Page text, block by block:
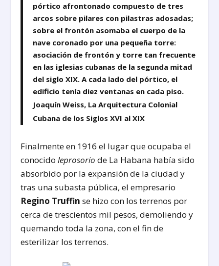
pórtico afrontonado compuesto de tres
arcos sobre pilares con pilastras adosadas;
sobre el frontón asomaba el cuerpo de la
nave coronado por una pequeña torre:
asociación de frontón y torre tan frecuente
en las iglesias cubanas de la segunda mitad
del siglo XIX. A cada lado del pórtico, el
edificio tenía diez ventanas en cada piso.
Joaquín Weiss, La Arquitectura Colonial
Cubana de los Siglos XVI al XIX
Finalmente en 1916 el lugar que ocupaba el
conocidoleprosoriode La Habana había sido
absorbido por la expansión de la ciudad y
tras una subasta pública, el empresario
Regino Truffin se hizo con los terrenos por
cerca de trescientos mil pesos, demoliendo y
quemando toda la zona, con el fin de
esterilizar los terrenos.